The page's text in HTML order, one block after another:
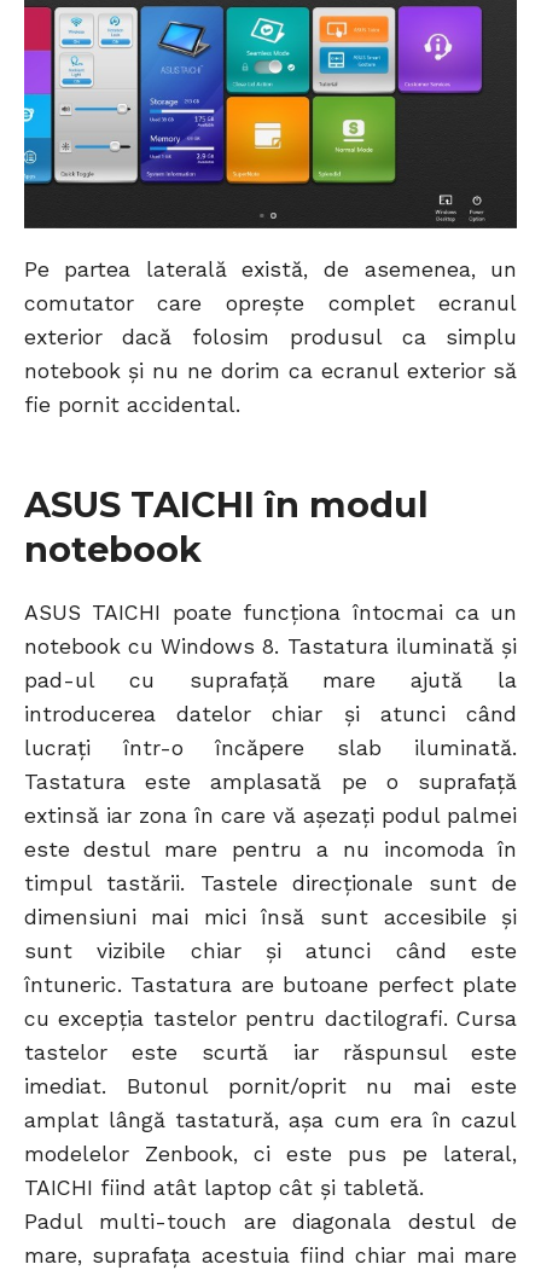
Pe partea laterală există, de asemenea, un
comutator care oprește complet ecranul
exterior dacă folosim produsul ca simplu
notebook și nu ne dorim ca ecranul exterior să
fie pornit accidental.
ASUS TAICHI în modul
notebook
ASUS TAICHI poate funcționa întocmai ca un
notebook cu Windows 8. Tastatura iluminată și
pad-ul cu suprafață mare ajută la
introducerea datelor chiar și atunci când
lucrați într-o încăpere slab iluminată.
Tastatura este amplasată pe o suprafață
extinsă iar zona în care vă așezați podul palmei
este destul mare pentru a nu incomoda în
timpul tastării. Tastele direcționale sunt de
dimensiuni mai mici însă sunt accesibile și
sunt vizibile chiar și atunci când este
întuneric. Tastatura are butoane perfect plate
cu excepția tastelor pentru dactilografi. Cursa
tastelor este scurtă iar răspunsul este
imediat. Butonul pornit/oprit nu mai este
amplat lângă tastatură, așa cum era în cazul
modelelor Zenbook, ci este pus pe lateral,
TAICHI fiind atât laptop cât și tabletă.
Padul multi-touch are diagonala destul de
mare, suprafața acestuia fiind chiar mai mare